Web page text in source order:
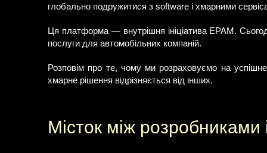
глобально подружитися з software і хмарними
Ця платформа — внутрішня ініціатива EPAM.
послуги для автомобільних компаній.
Розповім про те, чому ми розраховуємо на
хмарне рішення відрізняється від інших.
Місток між розробниками